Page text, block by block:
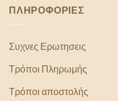
ΠΛΗΡΟΦΟΡΙΕΣ
Συχνες Ερωτησεις
Τρόποι Πληρωμής
Τρόποι αποστολής